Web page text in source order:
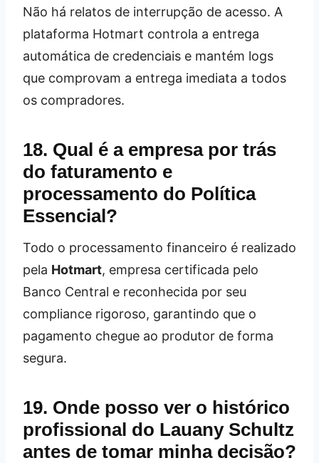
Não há relatos de interrupção de acesso. A
plataforma Hotmart controla a entrega
automática de credenciais e mantém logs
que comprovam a entrega imediata a todos
os compradores.
18. Qual é a empresa por trás
do faturamento e
processamento do Política
Essencial?
Todo o processamento financeiro é realizado
pela Hotmart, empresa certificada pelo
Banco Central e reconhecida por seu
compliance rigoroso, garantindo que o
pagamento chegue ao produtor de forma
segura.
19. Onde posso ver o histórico
profissional do Lauany Schultz
antes de tomar minha decisão?